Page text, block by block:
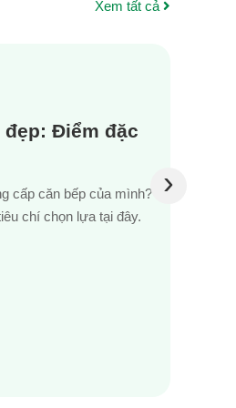
Xem tất cả
Điểm đặc
cấp căn bếp của mình?
chí chọn lựa tại đây.
›